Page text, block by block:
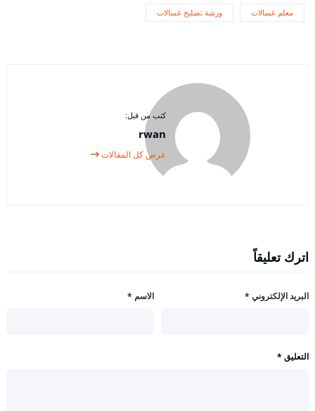
معلم غسالات ورشة تصليح غسالات
كتب من قبل:
rwan
عرض كل المقالات
اترك تعليقاً
الاسم * البريد الإلكتروني *
التعليق *